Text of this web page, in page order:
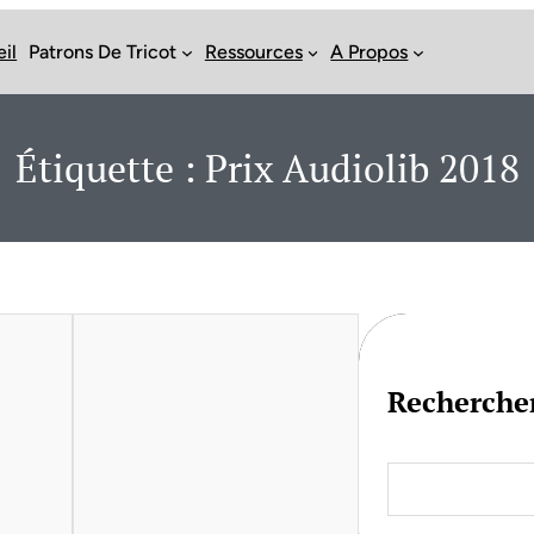
Patrons De Tricot Ressources A Propos
Étiquette : Prix Audiolib 2018
a